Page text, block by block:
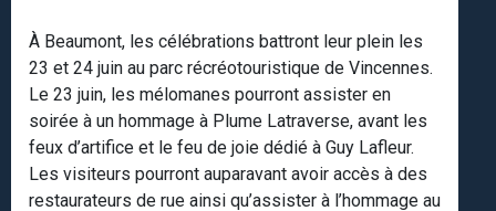
À Beaumont, les célébrations battront leur plein les
23 et 24 juin au parc récréotouristique de Vincennes.
Le 23 juin, les mélomanes pourront assister en
soirée à un hommage à Plume Latraverse, avant les
feux d’artifice et le feu de joie dédié à Guy Lafleur.
Les visiteurs pourront auparavant avoir accès à des
restaurateurs de rue ainsi qu’assister à l’hommage au